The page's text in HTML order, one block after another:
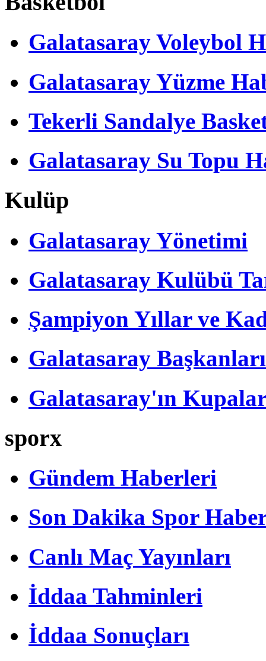
Galatasaray Voleybol
Galatasaray Yüzme
Tekerli Sandalye
Galatasaray Su Topu
Kulüp
Galatasaray Yönetimi
Galatasaray Kulübü
Şampiyon Yıllar ve
Galatasaray Başkanları
Galatasaray'ın
sporx
Gündem Haberleri
Son Dakika Spor
Canlı Maç Yayınları
İddaa Tahminleri
İddaa Sonuçları